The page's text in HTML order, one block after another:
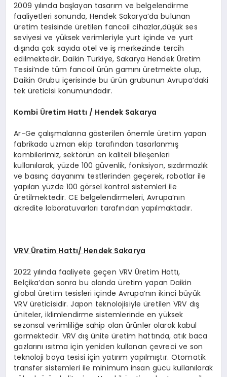
2009 yılında başlayan tasarım ve belgelendirme
faaliyetleri sonunda, Hendek Sakarya’da bulunan
üretim tesisinde üretilen fancoil cihazlar,düşük ses
seviyesi ve yüksek verimleriyle yurt içinde ve yurt
dışında çok sayıda otel ve iş merkezinde tercih
edilmektedir. Daikin Türkiye, Sakarya Hendek Üretim
Tesisi’nde tüm fancoil ürün gamını üretmekte olup,
Daikin Grubu içerisinde bu ürün grubunun Avrupa’daki
tek üreticisi konumundadır.
Kombi Üretim Hattı / Hendek Sakarya
Ar-Ge çalışmalarına gösterilen önemle üretim yapan
fabrikada uzman ekip tarafından tasarlanmış
kombilerimiz, sektörün en kaliteli bileşenleri
kullanılarak, yüzde 100 güvenlik, fonksiyon, sızdırmazlık
ve basınç dayanımı testlerinden geçerek, robotlar ile
yapılan yüzde 100 görsel kontrol sistemleri ile
üretilmektedir. CE belgelendirmeleri, Avrupa’nın
akredite laboratuvarları tarafından yapılmaktadır.
VRV Üretim Hattı/ Hendek Sakarya
2022 yılında faaliyete geçen VRV Üretim Hattı,
Belçika’dan sonra bu alanda üretim yapan Daikin
global üretim tesisleri içinde Avrupa’nın ikinci büyük
VRV üreticisidir. Japon teknolojisiyle üretilen VRV dış
üniteler, iklimlendirme sistemlerinde en yüksek
sezonsal verimliliğe sahip olan ürünler olarak kabul
görmektedir. VRV dış ünite üretim hattında, atık baca
gazlarını ısıtma için yeniden kullanan çevreci ve son
teknoloji boya tesisi için yatırım yapılmıştır. Otomatik
transfer sistemleri ile minimum insan gücü kullanılarak